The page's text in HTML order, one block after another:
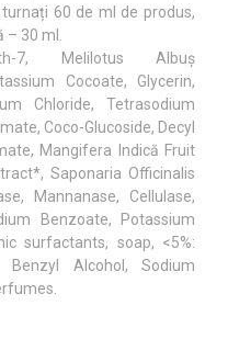
60 de ml de produs,
30 ml.
7, Melilotus Albuș
Cocoate, Glycerin,
Chloride, Tetrasodium
Coco-Glucoside, Decyl
Mangifera Indică Fruit
Saponaria Officinalis
Mannanase, Cellulase,
Benzoate, Potassium
surfactants, soap, <5%:
Benzyl Alcohol, Sodium